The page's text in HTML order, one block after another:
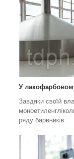
У
Завдяки своїй
ряду барвників.